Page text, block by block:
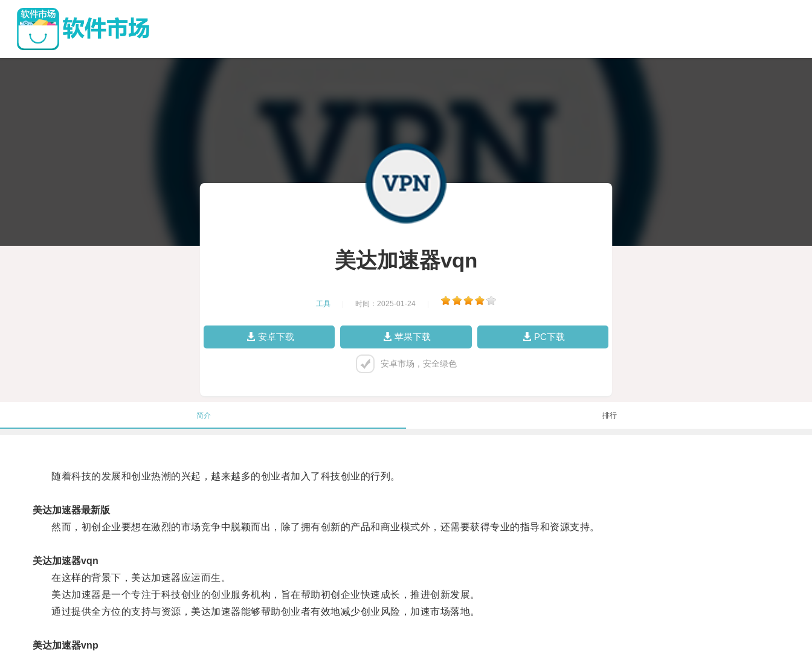
美达加速器vqn
工具 时间：2025-01-24
安卓下载 苹果下载 PC下载
安卓市场，安全绿色
简介 排行
随着科技的发展和创业热潮的兴起，越来越多的创业者加入了科技创业的行列。
美达加速器最新版
然而，初创企业要想在激烈的市场竞争中脱颖而出，除了拥有创新的产品和商业模式外，还需要获得专业的指导和资源支持。
美达加速器vqn
在这样的背景下，美达加速器应运而生。
美达加速器是一个专注于科技创业的创业服务机构，旨在帮助初创企业快速成长，推进创新发展。
通过提供全方位的支持与资源，美达加速器能够帮助创业者有效地减少创业风险，加速市场落地。
美达加速器vnp